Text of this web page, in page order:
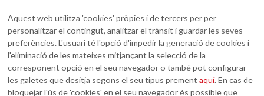
Aquest web utilitza 'cookies' pròpies i de tercers per per
personalitzar el contingut, analitzar el trànsit i guardar les seves
preferències. L'usuari té l'opció d'impedir la generació de cookies i
l'eliminació de les mateixes mitjançant la selecció de la
corresponent opció en el seu navegador o també pot configurar
les galetes que desitja segons el seu tipus prementaquí. En cas de
bloquejar l'ús de 'cookies' en el seu navegador és possible que